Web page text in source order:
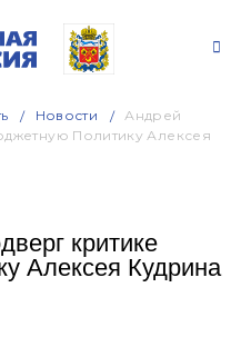
Новости
Андрей
Политику Алексея
критике
Алексея Кудрина